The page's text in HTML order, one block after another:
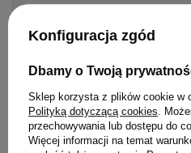
Konfiguracja zgód
Dbamy o Twoją
Sklep korzysta z plików cookie w
Polityką dotyczącą cookies .
przechowywania lub dostępu do
Więcej informacji na temat